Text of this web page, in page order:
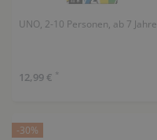
UNO, 2-10 Personen, ab 7 Jahre
12,99 € *
-30%